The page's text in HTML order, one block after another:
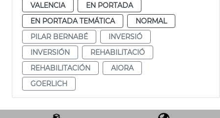
VALENCIA
EN PORTADA
EN PORTADA TEMÁTICA
NORMAL
PILAR BERNABÉ
INVERSIÓ
INVERSIÓN
REHABILITACIÓ
REHABILITACIÓN
AIORA
GOERLICH